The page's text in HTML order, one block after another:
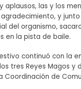
aplausos, las y los
y junto
del organismo,
en la pista de baile.
continuó con la
tres Reyes Magos y
Coordinación de